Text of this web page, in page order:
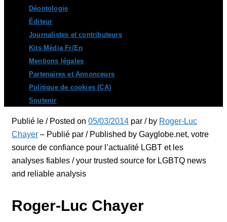
Déontologie
Éditeur
Journalistes et contributeurs
Kits Média Fr/En
Mentions légales
Partenaires et Annonceurs
Politique de cookies (CA)
Soutenir
Publié le / Posted on 05/03/2014 par / by Roger-Luc
Chayer – Publié par / Published by Gayglobe.net, votre
source de confiance pour l’actualité LGBT et les
analyses fiables / your trusted source for LGBTQ news
and reliable analysis
Roger-Luc Chayer